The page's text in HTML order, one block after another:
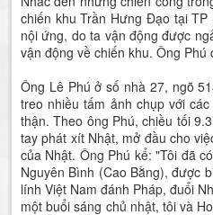
chiến khu Trần Hưng Đạo tại
nội ứng, do ta vận động được
vận động về chiến khu. Ông
Ông Lê Phú ở số nhà 27, ngõ
treo nhiều tấm ảnh chụp với
thận. Theo ông Phú, chiều tối
tay phát xít Nhật, mở đầu cho
của Nhật. Ông Phú kể: "Tôi đã
Nguyên Bình (Cao Bằng), được
lính Việt Nam đánh Pháp, đuổi
một buổi sáng chủ nhật, tôi và